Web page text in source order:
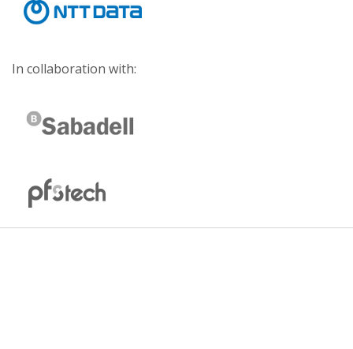
In collaboration with: